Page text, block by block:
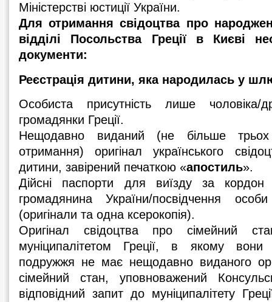
Міністерстві юстиції України.
Для отримання свідоцтва про
відділі Посольства Греції в Києві
документи:
Реєстрація дитини, яка народилась у
Особиста присутність лише чоловіка/
громадянки Греції.
Нещодавно виданий (не більше
отримання) оригінал українського
дитини, завірений печаткою «апостиль».
Дійсні паспорти для виїзду за кордон
громадянина України/посвідчення
(оригінали та одна ксерокопія).
Оригінал свідоцтва про сімейний
муніципалітетом Греції, в якому вони
подружжя не має нещодавно виданого
сімейний стан, уповноважений
відповідний запит до муніципалітету